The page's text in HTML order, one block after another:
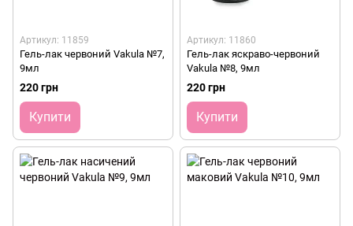
Артикул: 11859
Гель-лак червоний Vakula №7,
9мл
220 грн
Купити
Артикул: 11860
Гель-лак яскраво-червоний
Vakula №8, 9мл
220 грн
Купити